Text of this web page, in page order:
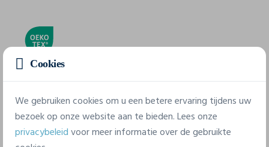
Eigenschappen
Merk
Cookies
We gebruiken cookies om u een betere ervaring tijdens uw
bezoek op onze website aan te bieden. Lees onze
privacybeleidvoor meer informatie over de gebruikte